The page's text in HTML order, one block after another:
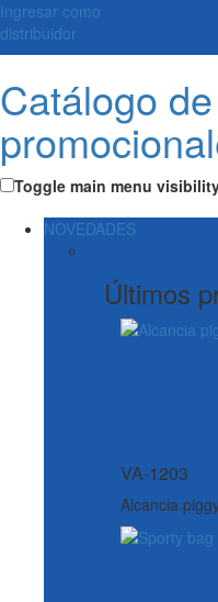
Ingresar como
distribuidor
Catálogo
Toggle main menu
NOVEDADES
Últimos
VA-1203
Alcancia